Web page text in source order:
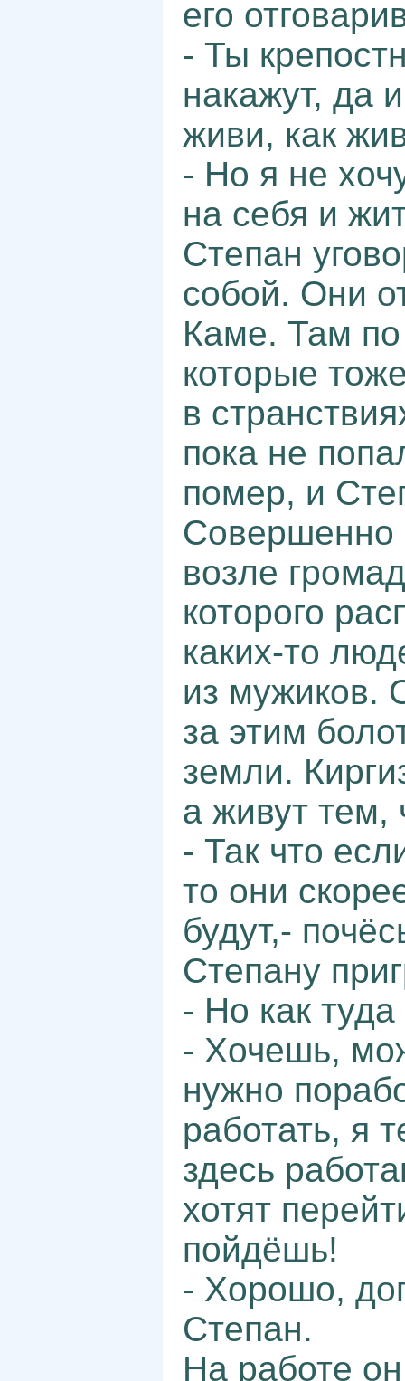
его
- Ты
накажут, да
живи, как
- Но я не
на себя и
Степан
собой. Они
Каме. Там
которые
в
пока не
помер, и
Совершенно
возле
которого
каких-то
из мужиков.
за этим
земли.
а живут тем,
- Так что
то они
будут,-
Степану
- Но как туда
- Хочешь,
нужно
работать, я
здесь
хотят
пойдёшь!
- Хорошо,
Степан.
На работе